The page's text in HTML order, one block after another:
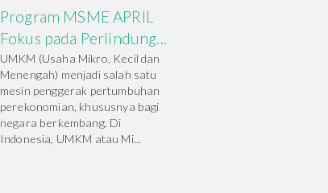
Program MSME APRIL
Fokus pada Perlindung...
UMKM (Usaha Mikro, Kecil dan
Menengah) menjadi salah satu
mesin penggerak pertumbuhan
perekonomian, khususnya bagi
negara berkembang. Di
Indonesia, UMKM atau Mi...